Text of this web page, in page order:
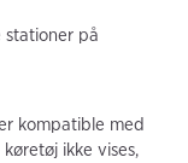
på
kompatible med
ikke vises,